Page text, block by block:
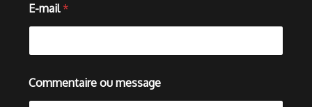
E-mail *
-
m
Commentaire ou message